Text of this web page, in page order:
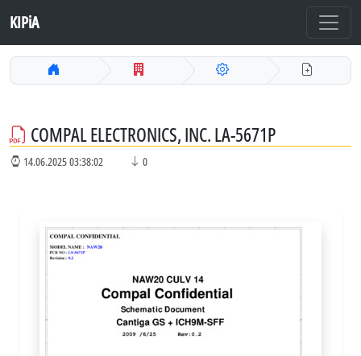
KIPiA
COMPAL ELECTRONICS, INC. LA-5671P
14.06.2025 03:38:02 0